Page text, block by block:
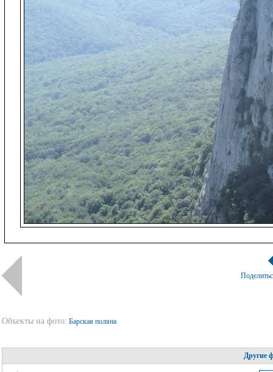
Объекты на фото: Барская поляна
Другие